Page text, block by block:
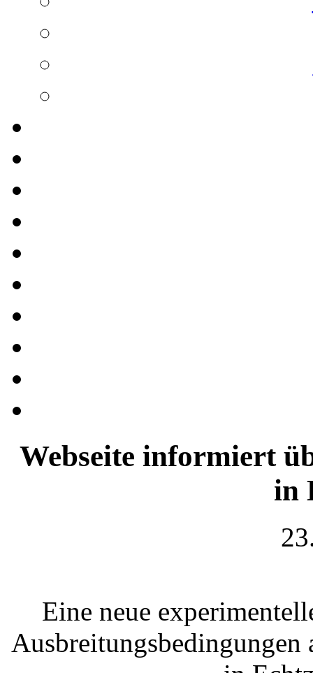
Webseite informiert
in
Eine neue